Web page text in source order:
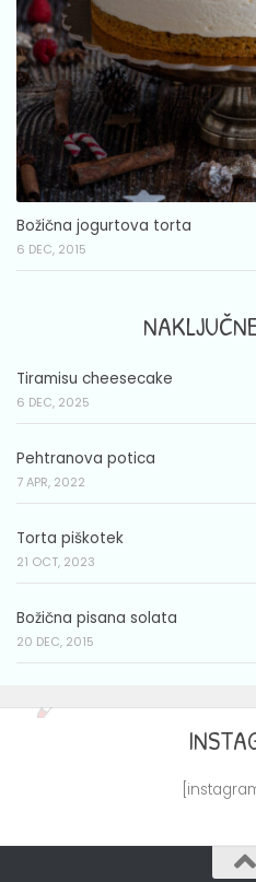
Božična jogurtova torta
6 DEC, 2015
Tiramisu cheesecake
6 DEC, 2025
Pehtranova potica
7 APR, 2022
Torta piškotek
21 OCT, 2023
Božična pisana solata
20 DEC, 2015